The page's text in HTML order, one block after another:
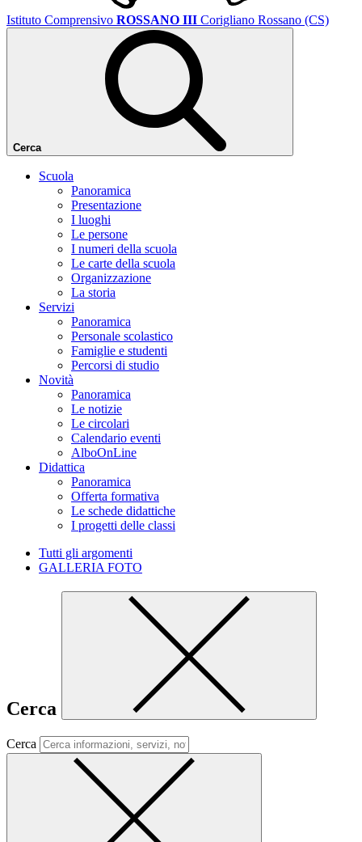
Istituto Comprensivo ROSSANO III Corigliano Rossano (CS)
Cerca
Scuola
Panoramica
Presentazione
I luoghi
Le persone
I numeri della scuola
Le carte della scuola
Organizzazione
La storia
Servizi
Panoramica
Personale scolastico
Famiglie e studenti
Percorsi di studio
Novità
Panoramica
Le notizie
Le circolari
Calendario eventi
AlboOnLine
Didattica
Panoramica
Offerta formativa
Le schede didattiche
I progetti delle classi
Tutti gli argomenti
GALLERIA FOTO
Cerca
Cerca